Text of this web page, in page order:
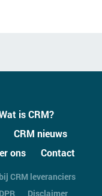
is CRM?
CRM nieuws
ons Contact
CRM leveranciers
Disclaimer